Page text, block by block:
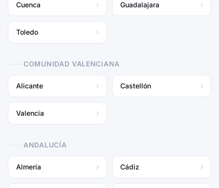
Cuenca Guadalajara
Toledo
COMUNIDAD VALENCIANA
Alicante Castellón
Valencia
ANDALUCÍA
Almería Cádiz